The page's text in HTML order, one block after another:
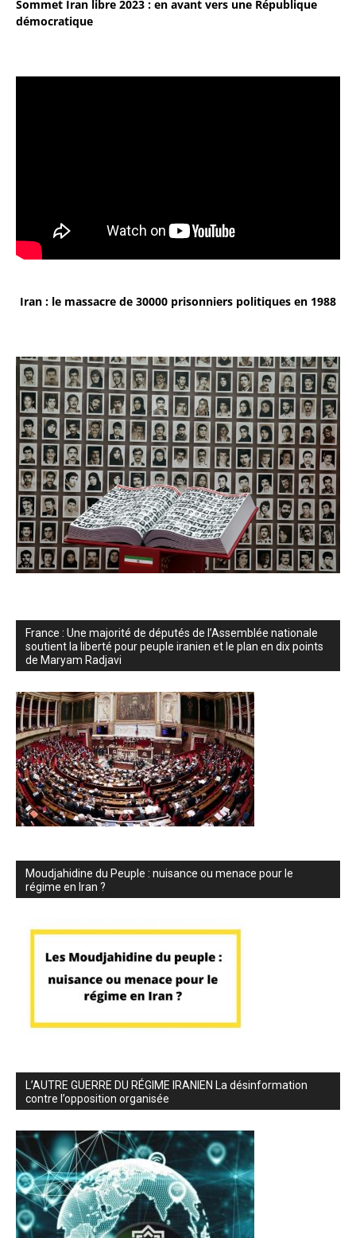
Sommet Iran libre 2023 : en avant vers une République
démocratique
Iran : le massacre de 30000 prisonniers politiques en 1988
France : Une majorité de députés de l’Assemblée nationale
soutient la liberté pour peuple iranien et le plan en dix points
de Maryam Radjavi
Moudjahidine du Peuple : nuisance ou menace pour le
régime en Iran ?
L’AUTRE GUERRE DU RÉGIME IRANIEN La désinformation
contre l’opposition organisée